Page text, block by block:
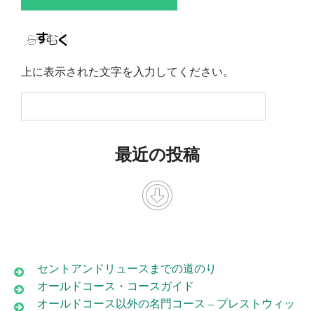
上に表示された文字を入力してください。
最近の投稿
セントアンドリュースまでの道のり
オールドコース・コースガイド
オールドコース以外の名門コース – プレストウィッ